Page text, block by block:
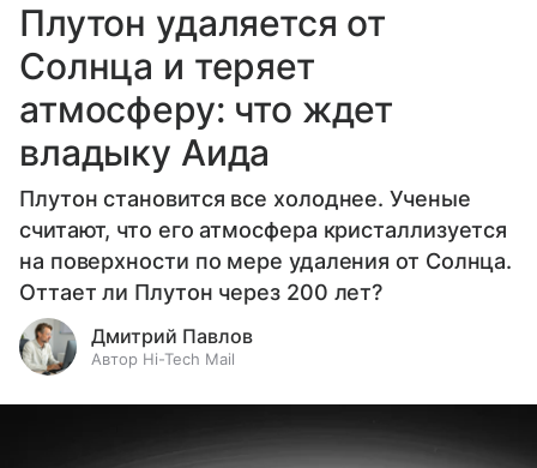
Плутон удаляется от
Солнца и теряет
атмосферу: что ждет
владыку Аида
Плутон становится все холоднее. Ученые
считают, что его атмосфера кристаллизуется
на поверхности по мере удаления от Солнца.
Оттает ли Плутон через 200 лет?
Дмитрий Павлов
Автор Hi-Tech Mail